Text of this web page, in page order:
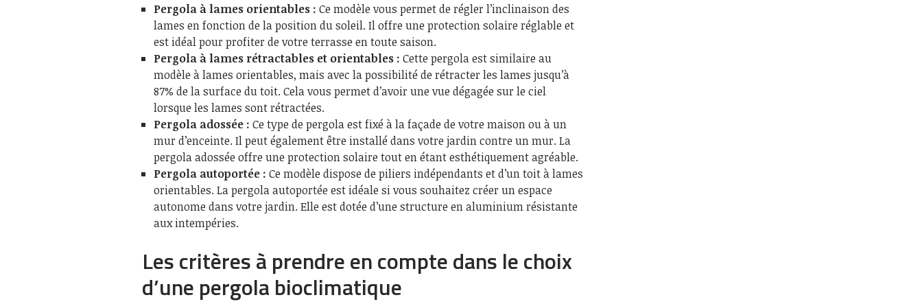
Pergola à lames orientables : Ce modèle vous permet de régler l’inclinaison des
lames en fonction de la position du soleil. Il offre une protection solaire réglable et
est idéal pour profiter de votre terrasse en toute saison.
Pergola à lames rétractables et orientables : Cette pergola est similaire au
modèle à lames orientables, mais avec la possibilité de rétracter les lames jusqu’à
87% de la surface du toit. Cela vous permet d’avoir une vue dégagée sur le ciel
lorsque les lames sont rétractées.
Pergola adossée : Ce type de pergola est fixé à la façade de votre maison ou à un
mur d’enceinte. Il peut également être installé dans votre jardin contre un mur. La
pergola adossée offre une protection solaire tout en étant esthétiquement agréable.
Pergola autoportée : Ce modèle dispose de piliers indépendants et d’un toit à lames
orientables. La pergola autoportée est idéale si vous souhaitez créer un espace
autonome dans votre jardin. Elle est dotée d’une structure en aluminium résistante
aux intempéries.
Les critères à prendre en compte dans le choix
d’une pergola bioclimatique